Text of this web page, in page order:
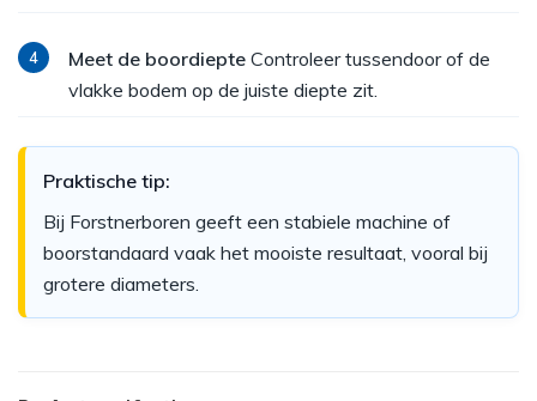
Meet de boordiepte Controleer tussendoor of de
vlakke bodem op de juiste diepte zit.
Praktische tip:
Bij Forstnerboren geeft een stabiele machine of
boorstandaard vaak het mooiste resultaat, vooral bij
grotere diameters.